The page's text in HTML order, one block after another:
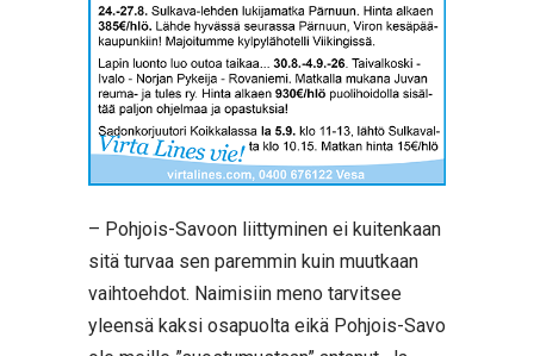
– Pohjois-Savoon liittyminen ei kuitenkaan
sitä turvaa sen paremmin kuin muutkaan
vaihtoehdot. Naimisiin meno tarvitsee
yleensä kaksi osapuolta eikä Pohjois-Savo